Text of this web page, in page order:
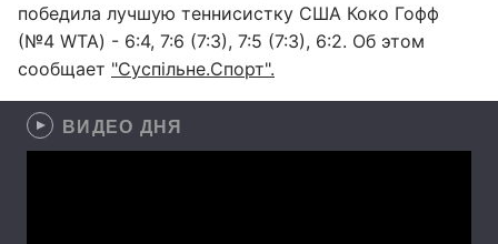
победила лучшую теннисистку США Коко Гофф
(№4 WTA) - 6:4, 7:6 (7:3), 7:5 (7:3), 6:2. Об этом
сообщает "Суспільне.Спорт".
ВИДЕО ДНЯ